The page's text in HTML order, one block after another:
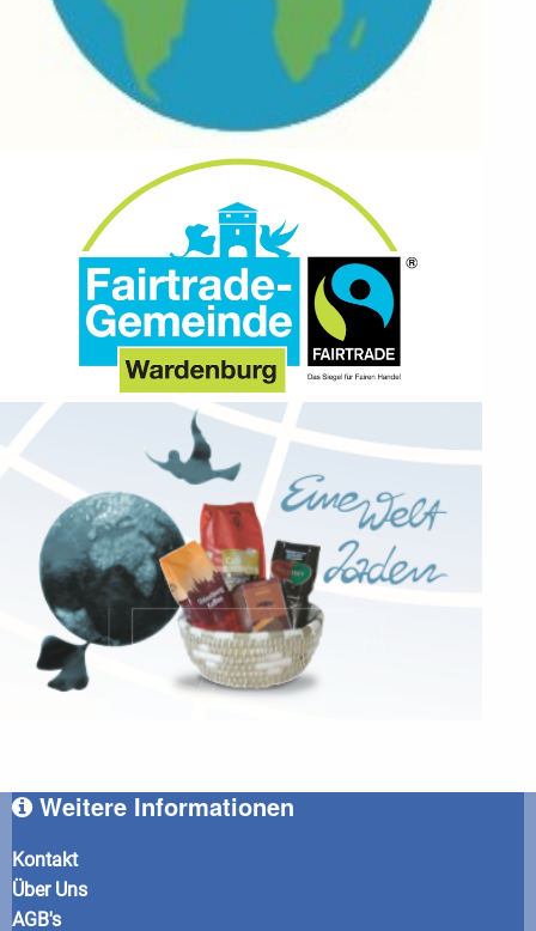
Weitere Informationen
Kontakt
Über Uns
AGB's